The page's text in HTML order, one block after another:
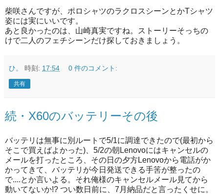
柴咲さんですが、ポロシャツのラクロスシーンとかTシャツ
姿には実にいいです。
あと良かったのは、山崎真実ですね。ストーリーそっちの
けで二人のフェチシーンだけ探しておきましょう。
ひ。 時刻: 17:54 0 件のコメント:
共有
続・X60のバッテリーその後
バッテリは無事に別ルートで5/1に調達できたので(最初から
そこで買えばよかった)、5/2の朝Lenovoにはキャンセルの
メールを打ったところ、その日の夕方Lenovoから電話がか
かってきて、バッテリが今日発送できる手筈が整ったの
で....とか言いよる。それ俺様のキャンセルメール見てから
動いてないか!? つい数日前に、7月納品だと言ったくせに。